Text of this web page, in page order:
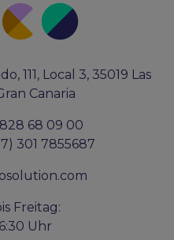
111, Local 3, 35019 Las
Canaria
828 68 09 00
301 7855687
Freitag:
Uhr